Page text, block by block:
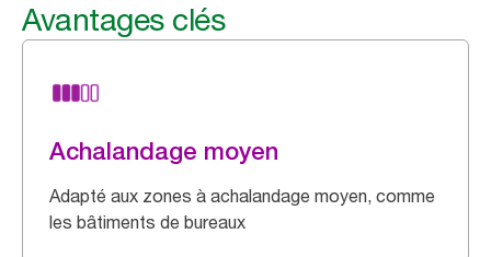
Avantages clés
Achalandage moyen
Adapté aux zones à achalandage moyen, comme
les bâtiments de bureaux